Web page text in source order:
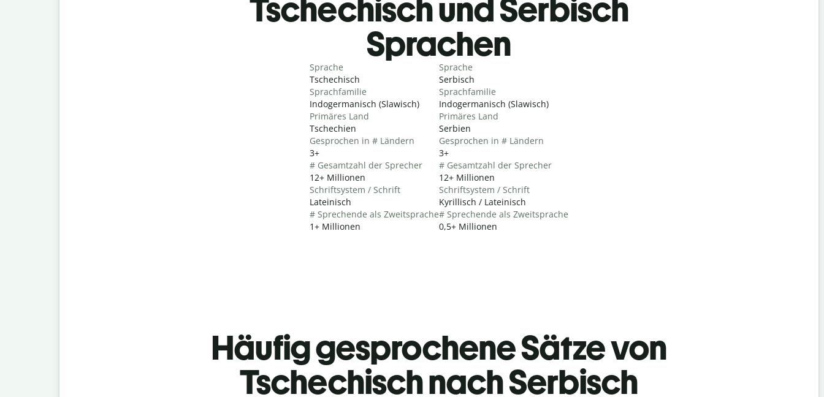
Tschechisch und Serbisch
Sprachen
Sprache
Tschechisch
Sprachfamilie
Indogermanisch (Slawisch)
Primäres Land
Tschechien
Gesprochen in # Ländern
3+
# Gesamtzahl der Sprecher
12+ Millionen
Schriftsystem / Schrift
Lateinisch
# Sprechende als Zweitsprache
1+ Millionen
Sprache
Serbisch
Sprachfamilie
Indogermanisch (Slawisch)
Primäres Land
Serbien
Gesprochen in # Ländern
3+
# Gesamtzahl der Sprecher
12+ Millionen
Schriftsystem / Schrift
Kyrillisch / Lateinisch
# Sprechende als Zweitsprache
0,5+ Millionen
Häufig gesprochene Sätze von
Tschechisch nach Serbisch